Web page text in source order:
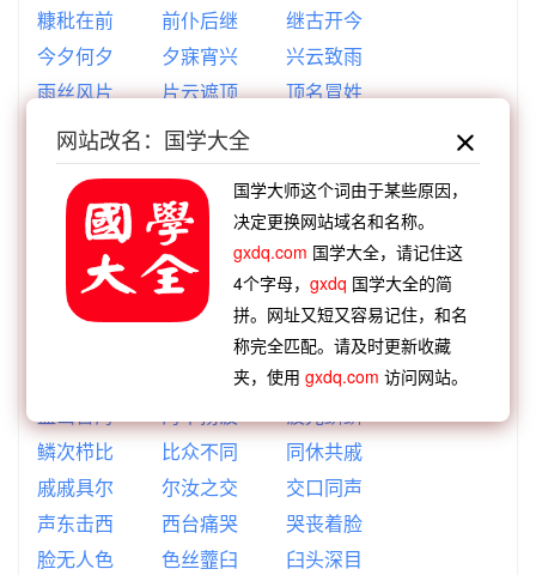
糠秕在前
前仆后继
继古开今
今夕何夕
夕寐宵兴
兴云致雨
雨丝风片
片云遮顶
顶名冒姓
姓甚名谁
谁是谁非
故人之情
情不可却
却之不恭
恭而有礼
礼为情貌
貌似强大
大中至正
正中下怀
怀丸操弹
弹丝品竹
竹报平安
安不忘危
危于累卵
卵与石斗
斗丽争妍
质伛影曲
曲不离口
价值连城
城下之盟
盟山誓海
海不扬波
波光鳞鳞
鳞次栉比
比众不同
同休共戚
戚戚具尔
尔汝之交
交口同声
声东击西
西台痛哭
哭丧着脸
脸无人色
色丝虀臼
臼头深目
网站改名：国学大全
国学大师这个词由于某些原因，
决定更换网站域名和名称。
gxdq.com 国学大全，请记住这
4个字母，gxdq 国学大全的简
拼。网址又短又容易记住，和名
称完全匹配。请及时更新收藏
夹，使用gxdq.com 访问网站。